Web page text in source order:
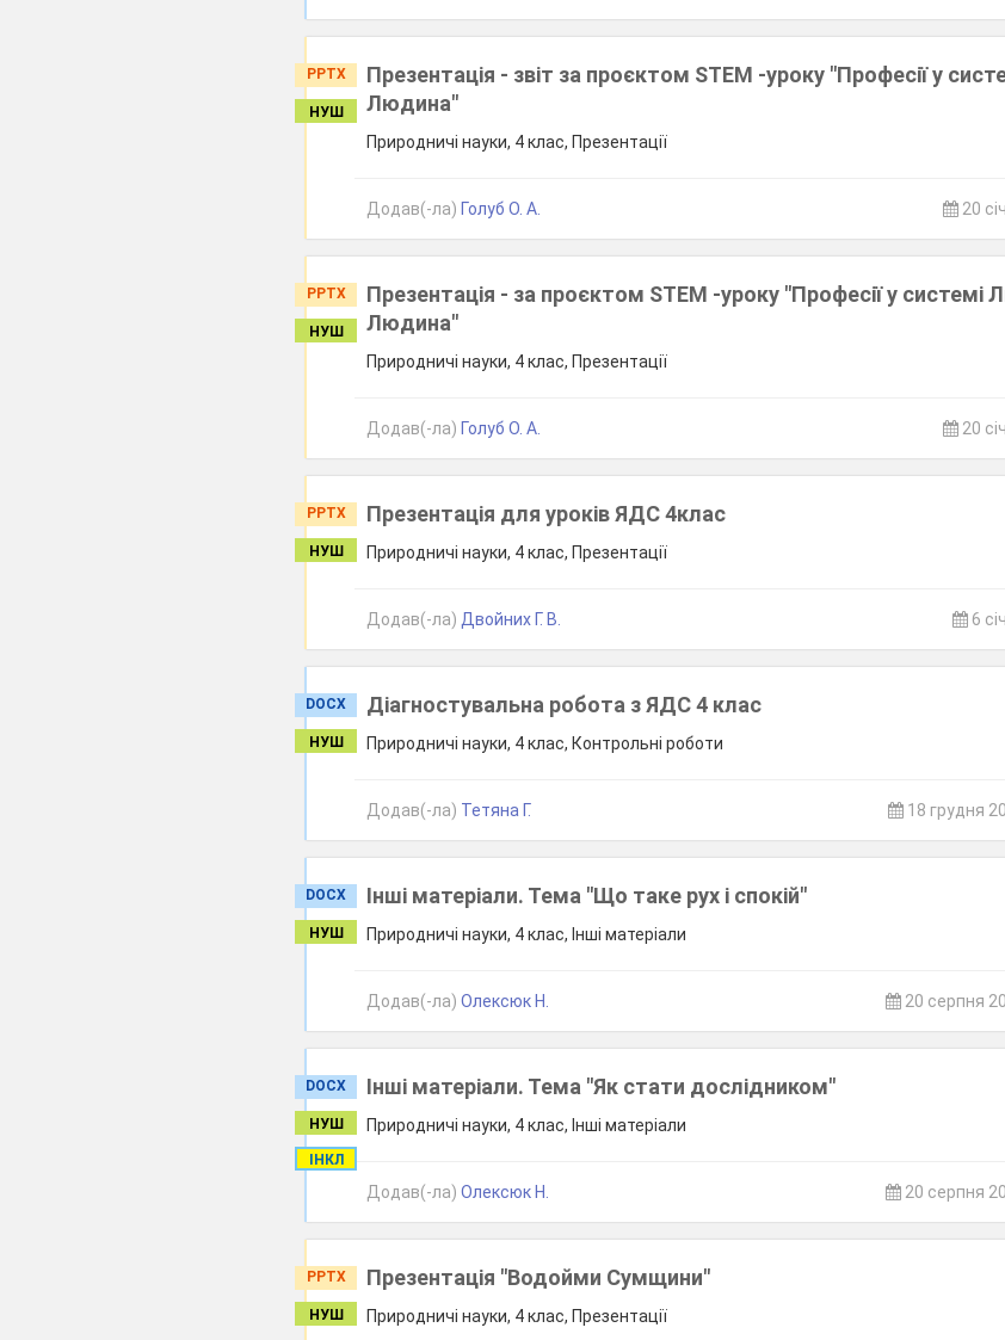
PPTX
НУШ
Презентація - звіт за проєктом STEM -уроку "Професії у
Людина"
Природничі науки, 4 клас, Презентації
Додав(-ла) Голуб О. А. 20
PPTX
НУШ
Презентація - за проєктом STEM -уроку "Професії у системі
Людина"
Природничі науки, 4 клас, Презентації
Додав(-ла) Голуб О. А. 20
PPTX
НУШ
Презентація для уроків ЯДС 4клас
Природничі науки, 4 клас, Презентації
Додав(-ла) Двойних Г. В. 6
DOCX
НУШ
Діагностувальна робота з ЯДС 4 клас
Природничі науки, 4 клас, Контрольні роботи
Додав(-ла) Тетяна Г. 18 грудня
DOCX
НУШ
Інші матеріали. Тема "Що таке рух і спокій"
Природничі науки, 4 клас, Інші матеріали
Додав(-ла)Олексюк Н. 20 серпня
DOCX
НУШ
ІНКЛ
Інші матеріали. Тема "Як стати дослідником"
Природничі науки, 4 клас, Інші матеріали
Додав(-ла)Олексюк Н. 20 серпня
PPTX
НУШ
Презентація "Водойми Сумщини"
Природничі науки, 4 клас, Презентації